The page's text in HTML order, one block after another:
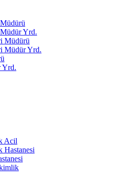
Yrd.
Müdürü
Müdür Yrd.
Yrd.
Acil
Hastanesi